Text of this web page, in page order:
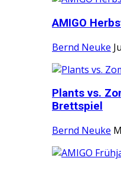
AMIGO
Bernd Neuke
Plants vs.
Brettspiel
Bernd Neuke